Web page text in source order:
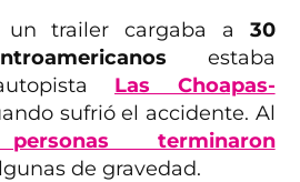
un trailer cargaba a 30
estaba
Las Choapas-
sufrió el accidente. Al
terminaron
de gravedad.